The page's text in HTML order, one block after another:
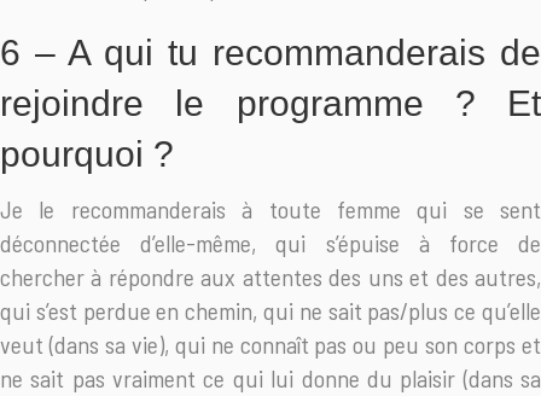
6 – A qui tu recommanderais de
rejoindre le programme ? Et
pourquoi ?
Je le recommanderais à toute femme qui se sent
déconnectée d’elle-même, qui s’épuise à force de
chercher à répondre aux attentes des uns et des autres,
qui s’est perdue en chemin, qui ne sait pas/plus ce qu’elle
veut (dans sa vie), qui ne connaît pas ou peu son corps et
ne sait pas vraiment ce qui lui donne du plaisir (dans sa